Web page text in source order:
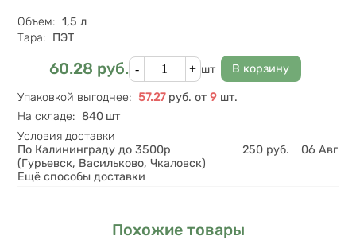
Характеристики
Объем: 1,5 л
Тара: ПЭТ
Цена
60.28 руб.Кол-во шт
Упаковкой выгоднее: 57.27 руб. от 9 шт.
На складе: 840 шт
Условия доставки
По Калининграду до 3500р
(Гурьевск, Васильково, Чкаловск)
250 руб.
06 Авг
Ещё способы доставки
Похожие товары